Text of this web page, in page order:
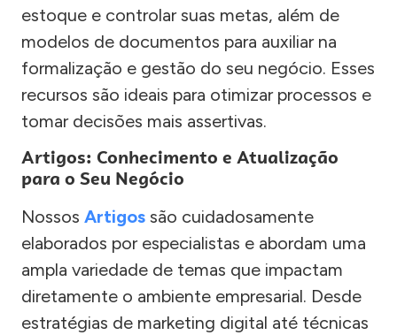
estoque e controlar suas metas, além de
modelos de documentos para auxiliar na
formalização e gestão do seu negócio. Esses
recursos são ideais para otimizar processos e
tomar decisões mais assertivas.
Artigos: Conhecimento e Atualização
para o Seu Negócio
Nossos Artigos são cuidadosamente
elaborados por especialistas e abordam uma
ampla variedade de temas que impactam
diretamente o ambiente empresarial. Desde
estratégias de marketing digital até técnicas